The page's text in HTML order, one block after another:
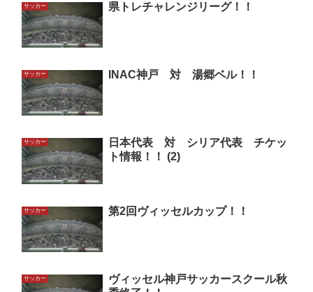
サッカー 県トレチャレンジリーグ！！
サッカー INAC神戸 対 湯郷ベル！！
サッカー
日本代表 対 シリア代表 チケッ
ト情報！！ (2)
サッカー 第2回ヴィッセルカップ！！
サッカー
ヴィッセル神戸サッカースクール秋